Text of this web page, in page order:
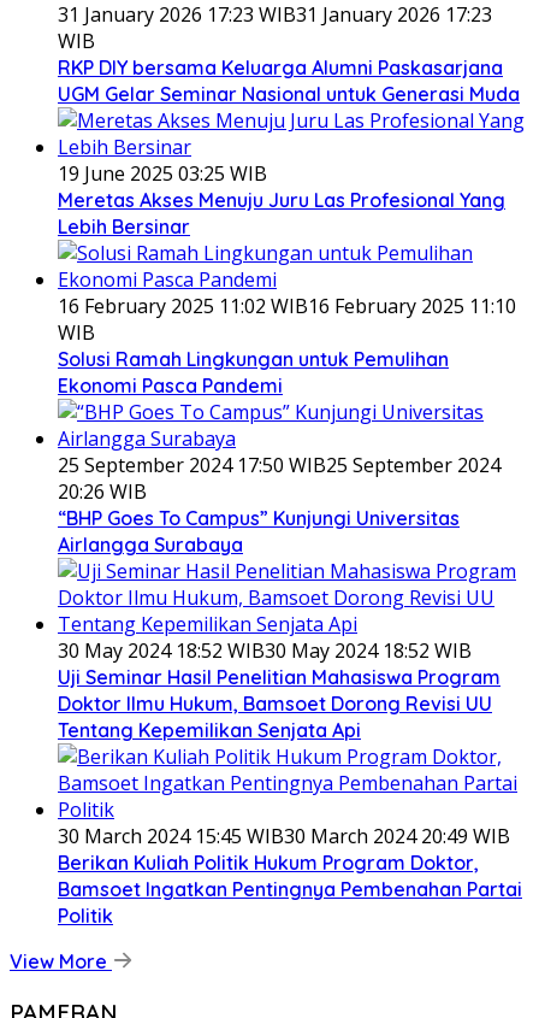
31 January 2026 17:23 WIB31 January 2026 17:23
WIB
RKP DIY bersama Keluarga Alumni Paskasarjana
UGM Gelar Seminar Nasional untuk Generasi Muda
19 June 2025 03:25 WIB
Meretas Akses Menuju Juru Las Profesional Yang
Lebih Bersinar
16 February 2025 11:02 WIB16 February 2025 11:10
WIB
Solusi Ramah Lingkungan untuk Pemulihan
Ekonomi Pasca Pandemi
25 September 2024 17:50 WIB25 September 2024
20:26 WIB
“BHP Goes To Campus” Kunjungi Universitas
Airlangga Surabaya
30 May 2024 18:52 WIB30 May 2024 18:52 WIB
Uji Seminar Hasil Penelitian Mahasiswa Program
Doktor Ilmu Hukum, Bamsoet Dorong Revisi UU
Tentang Kepemilikan Senjata Api
30 March 2024 15:45 WIB30 March 2024 20:49 WIB
Berikan Kuliah Politik Hukum Program Doktor,
Bamsoet Ingatkan Pentingnya Pembenahan Partai
Politik
View More
PAMERAN